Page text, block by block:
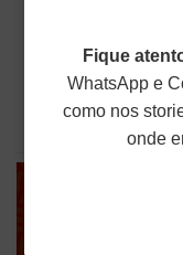
Em Salvador
lutas de
segunda-feira
O encontro tem
resistência, das
Publicado em: 02 de Março
Fique
WhatsApp e
como nos
onde